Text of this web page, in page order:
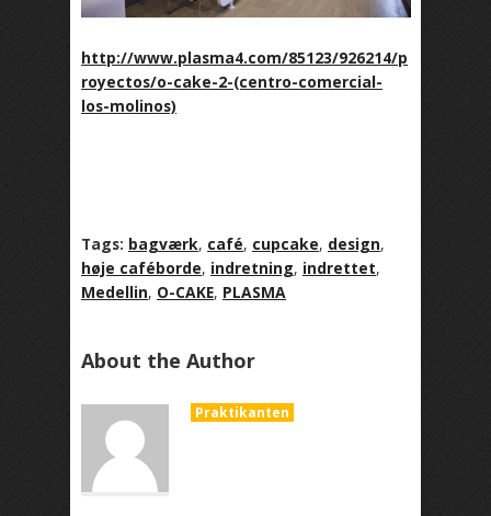
http://www.plasma4.com/85123/926214/p
royectos/o-cake-2-(centro-comercial-
los-molinos)
Tags: bagværk, café, cupcake, design,
høje caféborde, indretning, indrettet,
Medellin, O-CAKE, PLASMA
About the Author
Praktikanten